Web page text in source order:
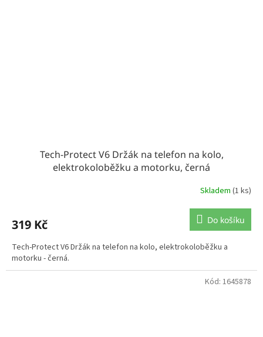
Tech-Protect V6 Držák na telefon na kolo,
elektrokoloběžku a motorku, černá
Skladem (1 ks)
319 Kč Do košíku
Tech-Protect V6 Držák na telefon na kolo, elektrokoloběžku a
motorku - černá.
Kód: 1645878